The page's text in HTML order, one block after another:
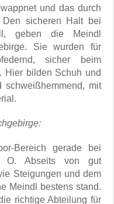
und das durch
Den sicheren Halt bei
geben die Meindl
Sie wurden für
sicher beim
Hier bilden Schuh und
schweißhemmend, mit
Bereich gerade bei
O. Abseits von gut
Steigungen und dem
Meindl bestens stand.
richtige Abteilung für